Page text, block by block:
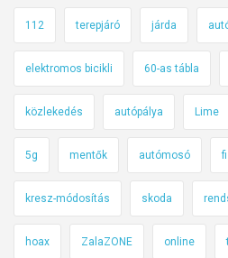
112 terepjáró járda
elektromos bicikli 60-as tábla
közlekedés autópálya Lime
5g mentők autómosó
kresz-módosítás skoda
hoax ZalaZONE online